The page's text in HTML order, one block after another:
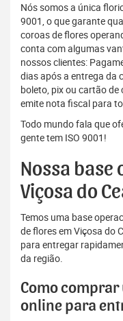
Nós somos a única
9001, o que garante
coroas de flores
conta com algumas
nossos clientes:
dias após a entrega da
boleto, pix ou cartão
emite nota fiscal para
Todo mundo fala que
gente tem ISO 9001!
Nossa
Viçosa do
Temos uma base
de flores em Viçosa do
para entregar
da região.
Como comprar
online para